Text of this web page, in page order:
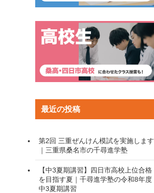
最近の投稿
第2回 三重ぜんけん模試を実施します
｜三重県桑名市の千尋進学塾
【中3夏期講習】四日市高校上位合格
を目指す夏｜千尋進学塾の令和8年度
中3夏期講習